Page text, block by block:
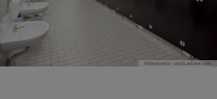
©denboma - stock.adobe.com